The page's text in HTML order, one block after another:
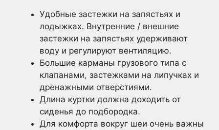
Удобные застежки на запястьях и
лодыжках. Внутренние / внешние
застежки на запястьях удерживают
воду и регулируют вентиляцию.
Большие карманы грузового типа с
клапанами, застежками на липучках и
дренажными отверстиями.
Длина куртки должна доходить от
сиденья до подбородка.
Для комфорта вокруг шеи очень важны